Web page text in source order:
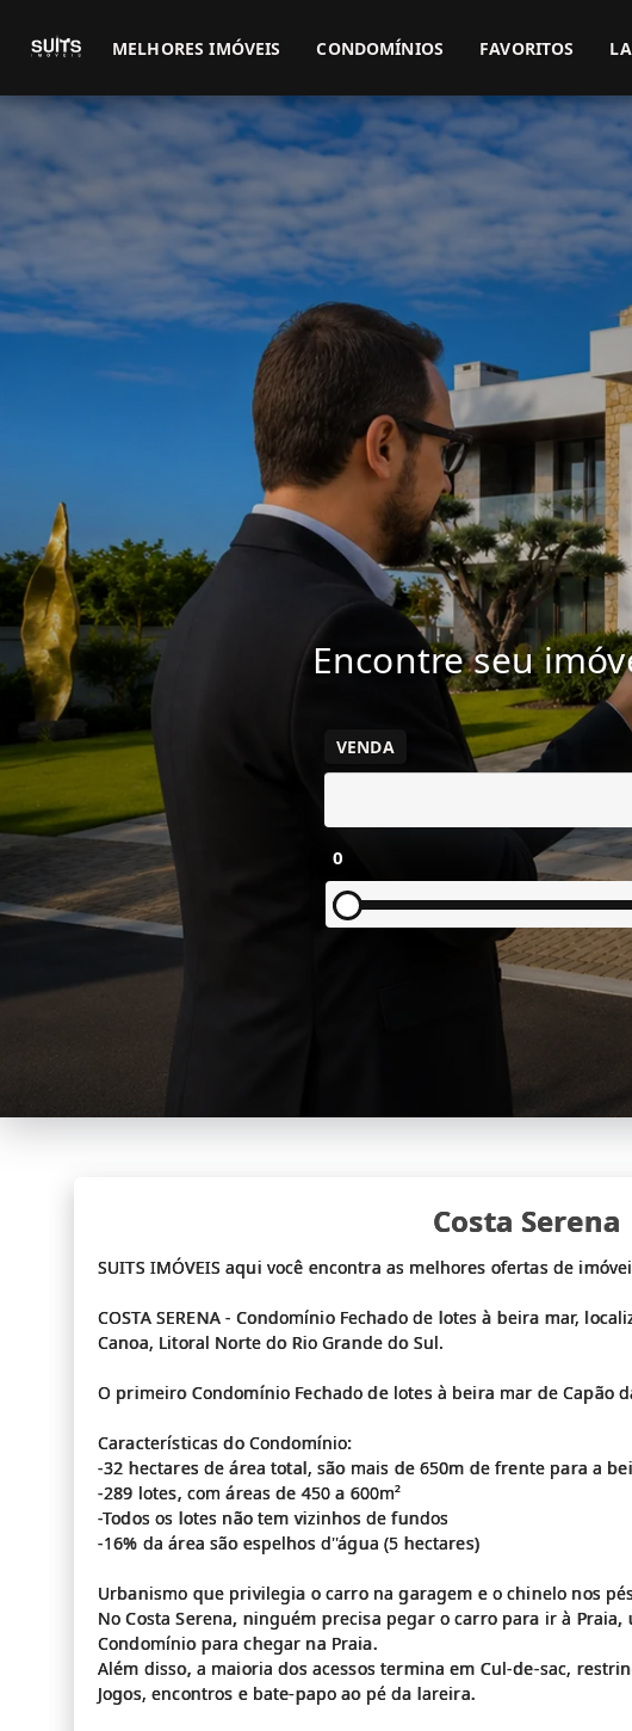
MELHORES IMÓVEIS CONDOMÍNIOS FAVORITOS
Encontre seu
VENDA
0
Costa Serena
SUITS IMÓVEIS aqui você encontra as melhores ofertas de
COSTA SERENA - Condomínio Fechado de lotes à beira mar,
Canoa, Litoral Norte do Rio Grande do Sul.
O primeiro Condomínio Fechado de lotes à beira mar de Capão
Características do Condomínio:
-32 hectares de área total, são mais de 650m de frente para a
-289 lotes, com áreas de 450 a 600m²
-Todos os lotes não tem vizinhos de fundos
-16% da área são espelhos d''água (5 hectares)
Urbanismo que privilegia o carro na garagem e o chinelo nos
No Costa Serena, ninguém precisa pegar o carro para ir à
Condomínio para chegar na Praia.
Além disso, a maioria dos acessos termina em Cul-de-sac,
Jogos, encontros e bate-papo ao pé da lareira.